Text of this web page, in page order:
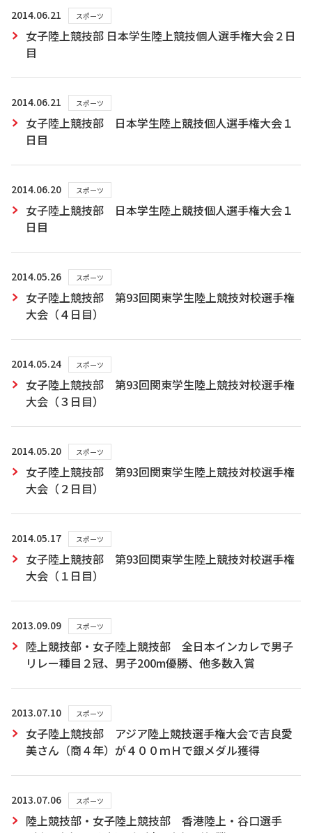
2014.06.21 スポーツ
女子陸上競技部 日本学生陸上競技個人選手権大会２日
目
2014.06.21 スポーツ
女子陸上競技部 日本学生陸上競技個人選手権大会１
日目
2014.06.20 スポーツ
女子陸上競技部 日本学生陸上競技個人選手権大会１
日目
2014.05.26 スポーツ
女子陸上競技部 第93回関東学生陸上競技対校選手権
大会（４日目）
2014.05.24 スポーツ
女子陸上競技部 第93回関東学生陸上競技対校選手権
大会（３日目）
2014.05.20 スポーツ
女子陸上競技部 第93回関東学生陸上競技対校選手権
大会（２日目）
2014.05.17 スポーツ
女子陸上競技部 第93回関東学生陸上競技対校選手権
大会（１日目）
2013.09.09 スポーツ
陸上競技部・女子陸上競技部 全日本インカレで男子
リレー種目２冠、男子200m優勝、他多数入賞
2013.07.10 スポーツ
女子陸上競技部 アジア陸上競技選手権大会で吉良愛
美さん（商４年）が４００ｍＨで銀メダル獲得
2013.07.06 スポーツ
陸上競技部・女子陸上競技部 香港陸上・谷口選手